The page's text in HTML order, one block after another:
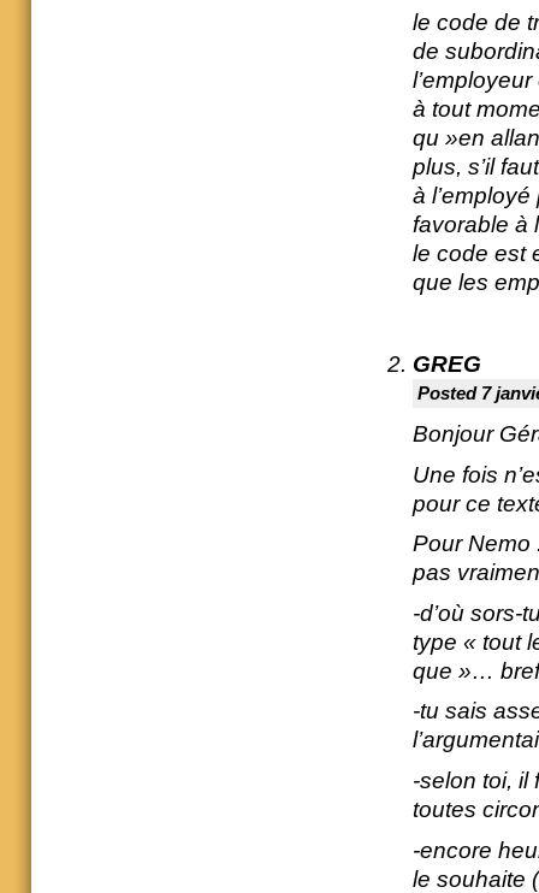
le code de
de
à tout
qu »en
plus, s’il
à
favorable à
le code est
que les
GREG
Posted 7
Bonjour
Une fois
pour ce
Pour Nemo
pas
-d’où sors-
type « tout
que »…
-tu sais
-selon toi, il
toutes
-encore
le souhaite